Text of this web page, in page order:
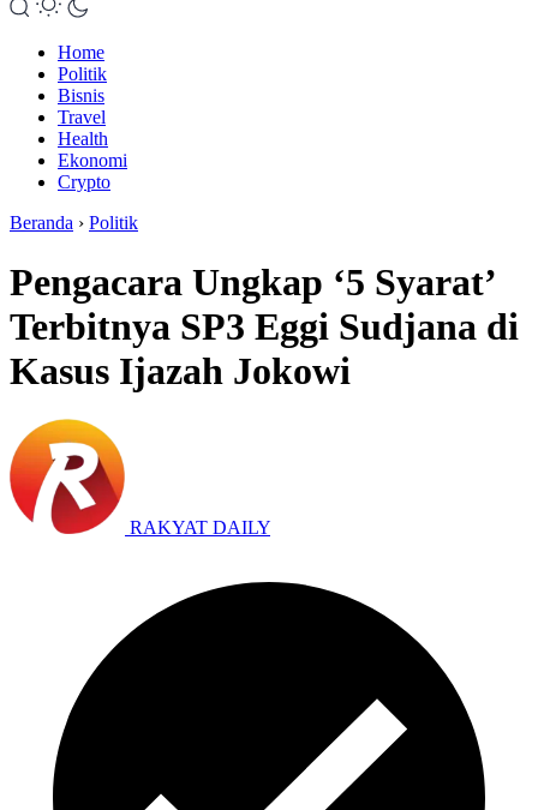
Home
Politik
Bisnis
Travel
Health
Ekonomi
Crypto
Beranda › Politik
Pengacara Ungkap ‘5 Syarat’
Terbitnya SP3 Eggi Sudjana di
Kasus Ijazah Jokowi
RAKYAT DAILY